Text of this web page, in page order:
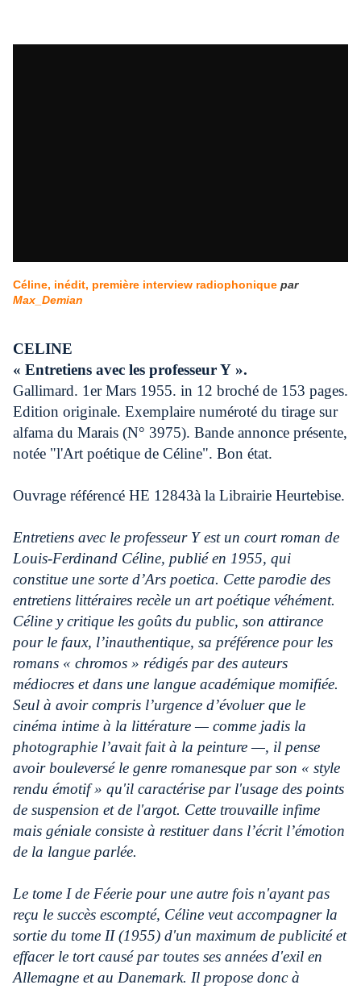
Céline, inédit, première interview radiophonique par
Max_Demian
CELINE
« Entretiens avec les professeur Y ».
Gallimard. 1er Mars 1955. in 12 broché de 153 pages.
Edition originale. Exemplaire numéroté du tirage sur
alfama du Marais (N° 3975). Bande annonce présente,
notée "l'Art poétique de Céline". Bon état.
Ouvrage référencé HE 12843à la Librairie Heurtebise.
Entretiens avec le professeur Y est un court roman de
Louis-Ferdinand Céline, publié en 1955, qui
constitue une sorte d’Ars poetica. Cette parodie des
entretiens littéraires recèle un art poétique véhément.
Céline y critique les goûts du public, son attirance
pour le faux, l’inauthentique, sa préférence pour les
romans « chromos » rédigés par des auteurs
médiocres et dans une langue académique momifiée.
Seul à avoir compris l’urgence d’évoluer que le
cinéma intime à la littérature — comme jadis la
photographie l’avait fait à la peinture —, il pense
avoir bouleversé le genre romanesque par son « style
rendu émotif » qu'il caractérise par l'usage des points
de suspension et de l'argot. Cette trouvaille infime
mais géniale consiste à restituer dans l’écrit l’émotion
de la langue parlée.
Le tome I de Féerie pour une autre fois n'ayant pas
reçu le succès escompté, Céline veut accompagner la
sortie du tome II (1955) d'un maximum de publicité et
effacer le tort causé par toutes ses années d'exil en
Allemagne et au Danemark. Il propose donc à